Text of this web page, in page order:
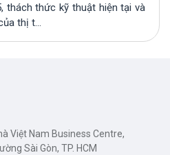
thách thức kỹ thuật hiện tại và
thị t...
Việt Nam Business Centre,
Sài Gòn, TP. HCM